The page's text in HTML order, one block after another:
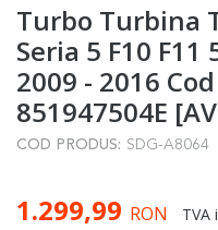
to
the
beginning
of
the
images
Turbo Turbina
Seria 5 F10 F11
2009 - 2016
851947504E
COD PRODUS: SDG-A8064
1.299,99 RON TVA